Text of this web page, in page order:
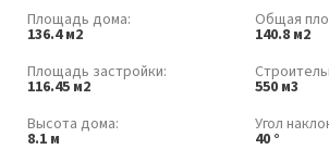
Площадь дома:
136.4 м2
Общая
140.8 м2
Площадь застройки:
116.45 м2
550 м3
Высота дома:
8.1 м
Угол
40 °